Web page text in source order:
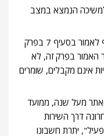
הנמצא במצב
12. כל האמור בפרק זה הינו אך ורק בכפוף לאמור בסעיף 7 בפרק
האמור בפרק זה, לא
אינם מקבלים, שומרים
מעל שנה, ממועד
דרך השירות
יתרת חשבונו